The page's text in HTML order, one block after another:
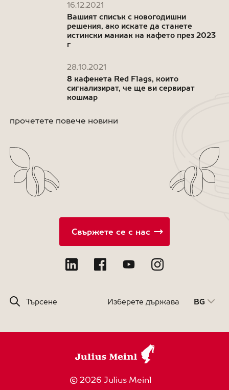
16.12.2021
Вашият списък с новогодишни
решения, ако искате да станете
истински маниак на кафето през 2023
г
28.10.2021
8 кафенета Red Flags, които
сигнализират, че ще ви сервират
кошмар
прочетете повече новини
Търсене
Свържете се с нас
Изберете държава BG
© 2026 Julius Meinl